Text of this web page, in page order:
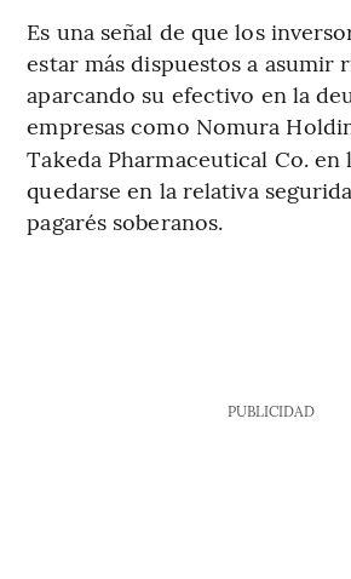
Es una señal de que los
estar más dispuestos a asumir
aparcando su efectivo en la
empresas como Nomura
Takeda Pharmaceutical Co. en
quedarse en la relativa
pagarés soberanos.
PUBLICIDAD